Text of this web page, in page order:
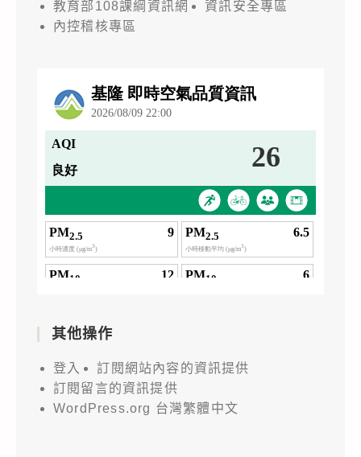
查
照。
on
Computational
Thinking)」，
貴
參
教育部108課綱資訊網
資訊安全專區
內控稽核專區
其他操作
登入
訂閱網站內容的資訊提供
訂閱留言的資訊提供
WordPress.org 台灣繁體中文